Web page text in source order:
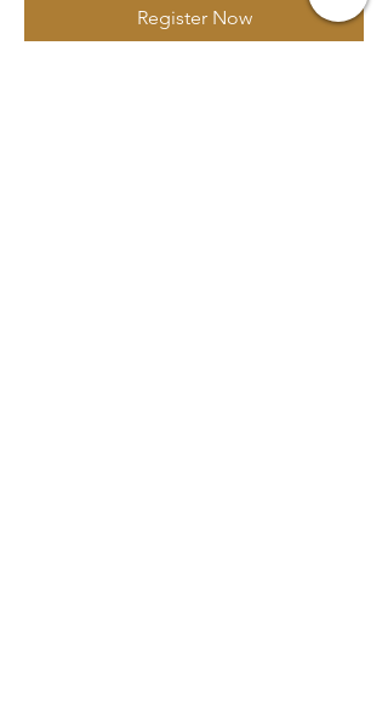
Register Now